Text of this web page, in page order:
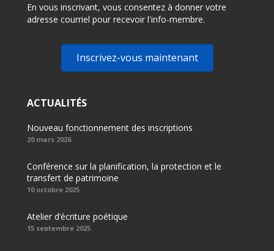
En vous inscrivant, vous consentez à donner votre
adresse courriel pour recevoir l'info-membre.
Inscrivez-vous maintenant
ACTUALITÉS
Nouveau fonctionnement des inscriptions
20 mars 2026
Conférence sur la planification, la protection et le
transfert de patrimoine
10 octobre 2025
Atelier d’écriture poétique
15 septembre 2025